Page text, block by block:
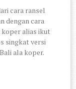
cara ransel
dengan cara
koper alias ikut
singkat versi
ala koper.